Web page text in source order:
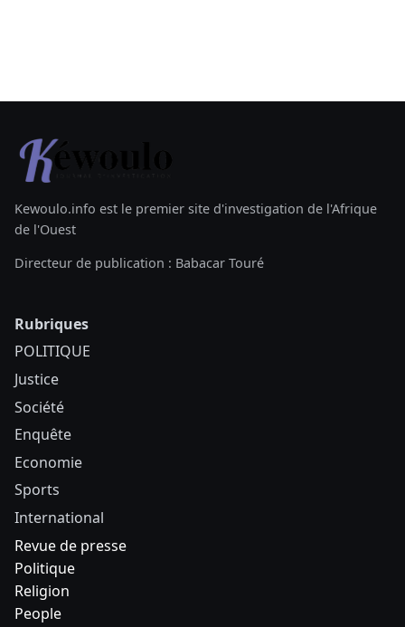
Kewoulo.info est le premier site d'investigation de l'Afrique
de l'Ouest
Directeur de publication : Babacar Touré
Rubriques
POLITIQUE
Justice
Société
Enquête
Economie
Sports
International
Revue de presse
Politique
Religion
People